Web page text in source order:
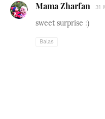
Mama Zharfan 31
sweet surprise :)
Balas